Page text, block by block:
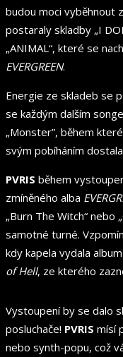
budou moci vyběhnout
postaraly skladby „I
„ANIMAL“, které se
EVERGREEN.
Energie ze skladeb se
se každým dalším
„Monster”, během
svým pobíháním
PVRIS během
zmíněného alba
„Burn The Witch“ nebo
samotné turné.
kdy kapela vydala album
of Hell, ze kterého
Vystoupení by se dalo
posluchače! PVRIS mísí
nebo synth-popu, což